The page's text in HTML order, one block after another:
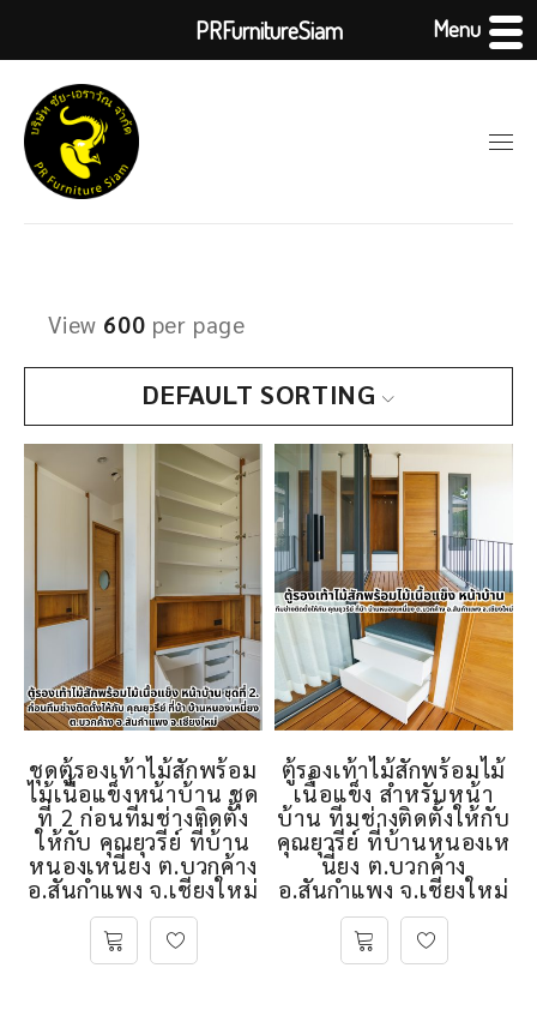
DEFAULT SORTING
View 600 per page
ชุดตู้รองเท้าไม้สักพร้อม
ไม้เนื้อแข็งหน้าบ้าน ชุด
ที่ 2 ก่อนทีมช่างติดตั้ง
ให้กับ คุณยุวรีย์ ที่บ้าน
หนองเหนี่ยง ต.บวกค้าง
อ.สันกำแพง จ.เชียงใหม่
ตู้รองเท้าไม้สักพร้อมไม้
เนื้อแข็ง สำหรับหน้า
บ้าน ทีมช่างติดตั้งให้กับ
คุณยุวรีย์ ที่บ้านหนองเห
นี่ยง ต.บวกค้าง
อ.สันกำแพง จ.เชียงใหม่
PRFurnitureSiam Menu